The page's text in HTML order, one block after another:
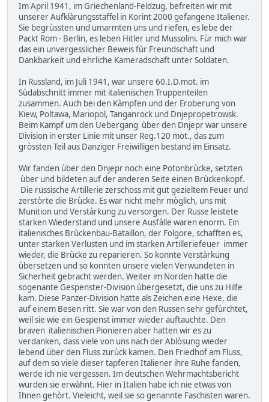
Im April 1941, im Griechenland-Feldzug, befreiten wir mit
unserer Aufklàrungsstaffel in Korint 2000 gefangene Italiener.
Sie begrùssten und umarmten uns und riefen, es lebe der
Packt Rom - Berlin, es leben Hitler und Mussolini. Fùr mich war
das ein unvergesslicher Beweis fùr Freundschaft und
Dankbarkeit und ehrliche Kameradschaft unter Soldaten.
In Russland, im Juli 1941, war unsere 60.I.D.mot. im
Sùdabschnitt immer mit italienischen Truppenteilen
zusammen. Auch bei den Kàmpfen und der Eroberung von
Kiew, Poltawa, Mariopol, Tanganrock und Dnjepropetrowsk.
Beim Kampf um den Uebergang ùber den Dnjepr war unsere
Division in erster Linie mit unser Reg.120 mot., das zum
gròssten Teil aus Danziger Freiwilligen bestand im Einsatz.
Wir fanden ùber den Dnjepr noch eine Potonbrùcke, setzten
ùber und bildeten auf der anderen Seite einen Brùckenkopf.
Die russische Artillerie zerschoss mit gut gezieltem Feuer und
zerstòrte die Brùcke. Es war nicht mehr mòglich, uns mit
Munition und Verstàrkung zu versorgen. Der Russe leistete
starken Wiederstand und unsere Ausfàlle waren enorm. Ein
italienisches Brùckenbau-Bataillon, der Folgore, schafften es,
unter starken Verlusten und im starken Artilleriefeuer immer
wieder, die Brùcke zu reparieren. So konnte Verstàrkung
ùbersetzen und so konnten unsere vielen Verwundeten in
Sicherheit gebracht werden. Weiter im Norden hatte die
sogenante Gespenster-Division ùbergesetzt, die uns zu Hilfe
kam. Diese Panzer-Division hatte als Zeichen eine Hexe, die
auf einem Besen ritt. Sie war von den Russen sehr gefùrchtet,
weil sie wie ein Gespenst immer wieder auftauchte. Den
braven italienischen Pionieren aber hatten wir es zu
verdanken, dass viele von uns nach der Ablòsung wieder
lebend über den Fluss zurùck kamen. Den Friedhof am Fluss,
auf dem so viele dieser tapferen Italiener ihre Ruhe fanden,
werde ich nie vergessen. Im deutschen Wehrmachtsbericht
wurden sie erwàhnt. Hier in Italien habe ich nie etwas von
Ihnen gehòrt. Vieleicht, weil sie so genannte Faschisten waren.